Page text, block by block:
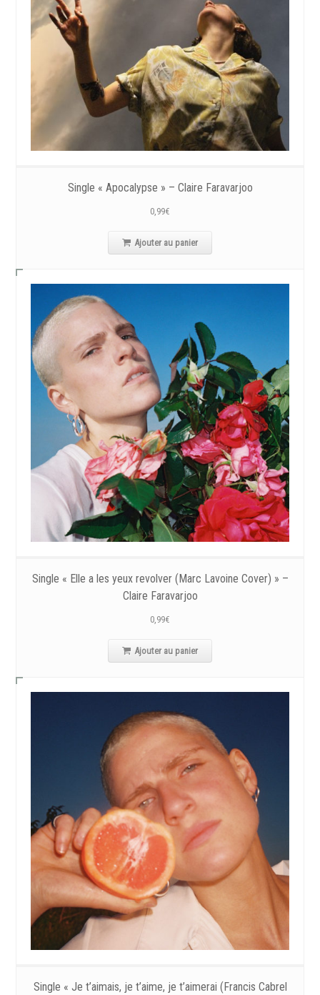
Single « Apocalypse » – Claire Faravarjoo
0,99€
Ajouter au panier
Single « Elle a les yeux revolver (Marc Lavoine Cover) » –
Claire Faravarjoo
0,99€
Ajouter au panier
Single « Je t’aimais, je t’aime, je t’aimerai (Francis Cabrel